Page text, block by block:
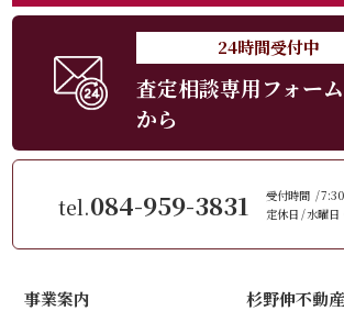
24時間受付中
査定相談専用フォー
から
tel.084-959-3831 受付時間
定休日 水曜日
事業案内
杉野伸不動